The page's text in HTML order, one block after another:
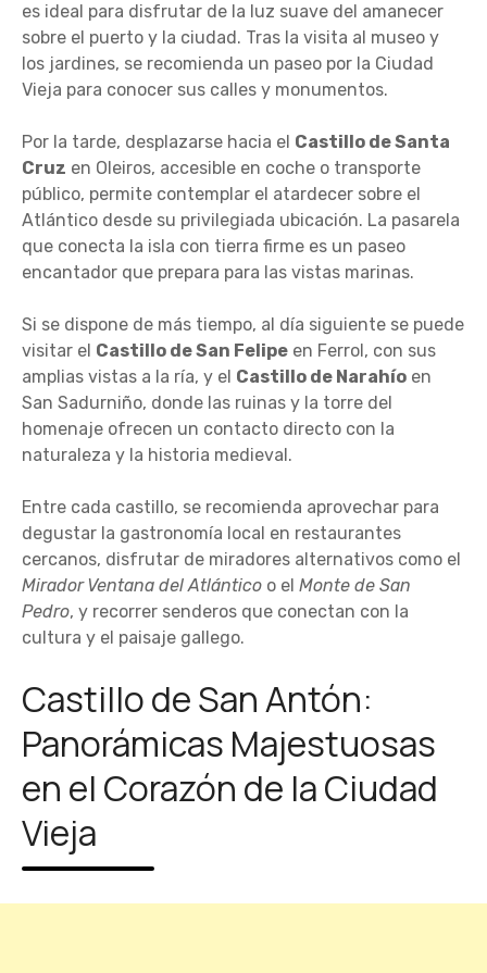
es ideal para disfrutar de la luz suave del amanecer
sobre el puerto y la ciudad. Tras la visita al museo y
los jardines, se recomienda un paseo por la Ciudad
Vieja para conocer sus calles y monumentos.
Por la tarde, desplazarse hacia el Castillo de Santa
Cruz en Oleiros, accesible en coche o transporte
público, permite contemplar el atardecer sobre el
Atlántico desde su privilegiada ubicación. La pasarela
que conecta la isla con tierra firme es un paseo
encantador que prepara para las vistas marinas.
Si se dispone de más tiempo, al día siguiente se puede
visitar el Castillo de San Felipe en Ferrol, con sus
amplias vistas a la ría, y el Castillo de Narahío en
San Sadurniño, donde las ruinas y la torre del
homenaje ofrecen un contacto directo con la
naturaleza y la historia medieval.
Entre cada castillo, se recomienda aprovechar para
degustar la gastronomía local en restaurantes
cercanos, disfrutar de miradores alternativos como el
Mirador Ventana del Atlántico o el Monte de San
Pedro, y recorrer senderos que conectan con la
cultura y el paisaje gallego.
Castillo de San Antón:
Panorámicas Majestuosas
en el Corazón de la Ciudad
Vieja